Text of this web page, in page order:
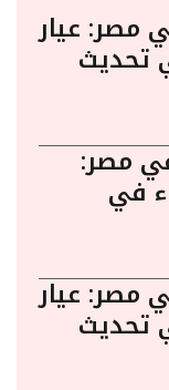
مصر: عيار
في تحديث
مصر:
للشراء في
مصر: عيار
في تحديث